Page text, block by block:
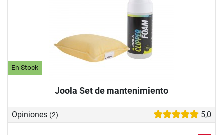
En Stock
Joola Set de mantenimiento
Opiniones (2) 5,0